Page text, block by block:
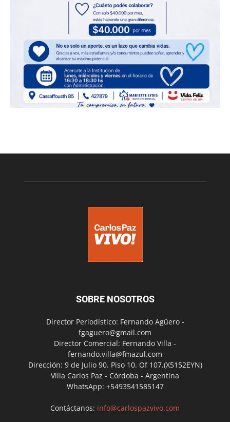
SOBRE NOSOTROS
Director Periodístico: Fernando Agüero -
fgaguero@gmail.com
Director Comercial: Fernando Villa -
fernando.villa@fmazul.com
Dirección: 9 de Julio 90. Piso 10. Of 107.(X5152EYN)
Villa Carlos Paz - Córdoba - Argentina
WhatsApp: +5493541585147
Contáctanos: info@carlospazvivo.com